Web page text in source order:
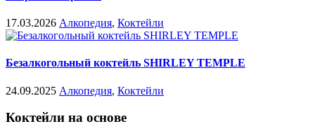
17.03.2026 Алкопедия, Коктейли
Безалкогольный коктейль SHIRLEY TEMPLE
24.09.2025 Алкопедия, Коктейли
Коктейли на основе